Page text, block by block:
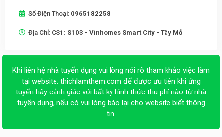
Số Điện Thoại: 0965182258
Địa Chỉ: CS1: S103 - Vinhomes Smart City - Tây Mỗ
Khi liên hệ nhà tuyển dụng vui lòng nói rõ tham khảo việc làm
tại website: thichlamthem.com để được ưu tiên khi ứng
tuyển hãy cảnh giác với bất kỳ hình thức thu phí nào từ nhà
tuyển dụng, nếu có vui lòng báo lại cho website biết thông
tin.